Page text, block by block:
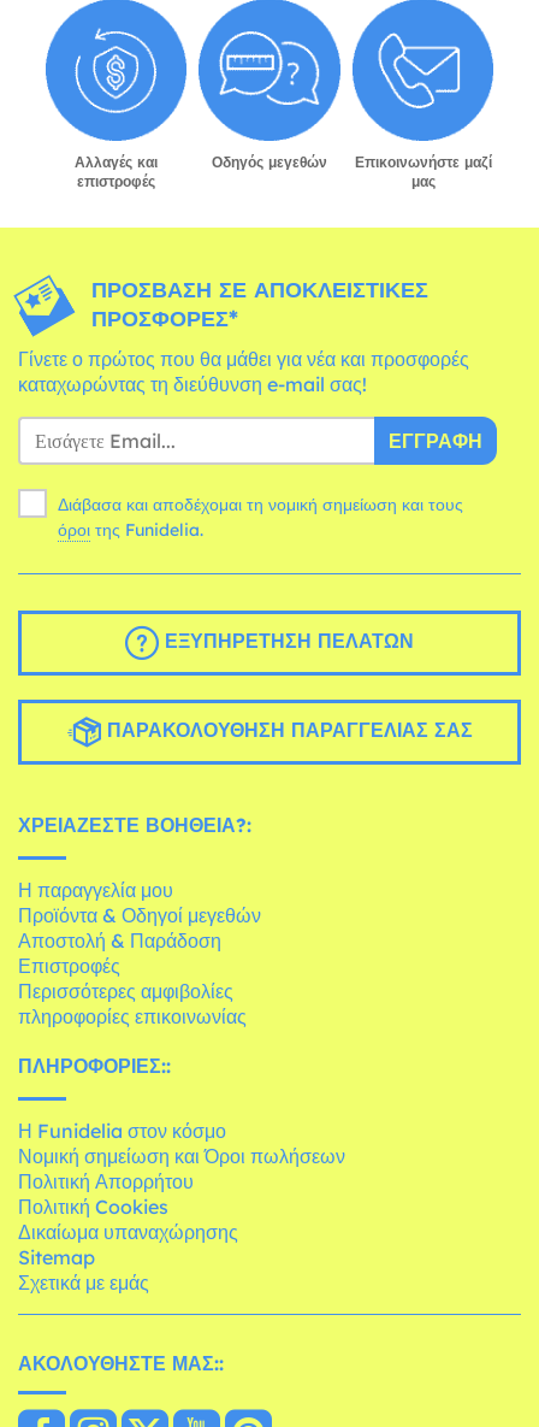
Αλλαγές και
επιστροφές
Οδηγός μεγεθών
Επικοινωνήστε μαζί
μας
ΠΡΌΣΒΑΣΗ ΣΕ ΑΠΟΚΛΕΙΣΤΙΚΈΣ
ΠΡΟΣΦΟΡΈΣ*
Γίνετε ο πρώτος που θα μάθει για νέα και προσφορές
καταχωρώντας τη διεύθυνση e-mail σας!
ΕΓΓΡΑΦΉ
Διάβασα και αποδέχομαι τη νομική σημείωση και τους
όροι της Funidelia.
ΕΞΥΠΗΡΈΤΗΣΗ ΠΕΛΑΤΏΝ
ΠΑΡΑΚΟΛΟΎΘΗΣΗ ΠΑΡΑΓΓΕΛΊΑΣ ΣΑΣ
ΧΡΕΙΆΖΕΣΤΕ ΒΟΉΘΕΙΑ?:
Η παραγγελία μου
Προϊόντα & Οδηγοί μεγεθών
Αποστολή & Παράδοση
Επιστροφές
Περισσότερες αμφιβολίες
πληροφορίες επικοινωνίας
ΠΛΗΡΟΦΟΡΊΕΣ::
Η Funidelia στον κόσμο
Νομική σημείωση και Όροι πωλήσεων
Πολιτική Απορρήτου
Πολιτική Cookies
Δικαίωμα υπαναχώρησης
Sitemap
Σχετικά με εμάς
ΑΚΟΛΟΥΘΉΣΤΕ ΜΑΣ::